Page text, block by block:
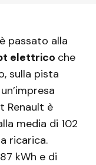
passato alla
elettrico che
sulla pista
Renault è
media di 102
ricarica.
kWh e di